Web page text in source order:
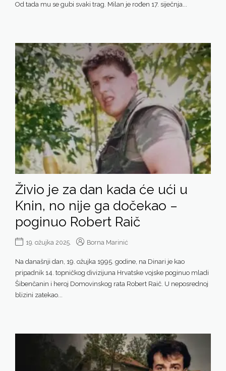
Od tada mu se gubi svaki trag. Milan je rođen 17. siječnja...
Živio je za dan kada će ući u
Knin, no nije ga dočekao –
poginuo Robert Raič
19. ožujka 2025. Borna Marinić
Na današnji dan, 19. ožujka 1995. godine, na Dinari je kao
pripadnik 14. topničkog divizijuna Hrvatske vojske poginuo mladi
Šibenčanin i heroj Domovinskog rata Robert Raič. U neposrednoj
blizini zatekao...